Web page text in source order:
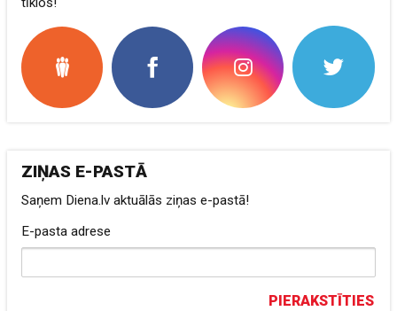
ZIŅAS E-PASTĀ
Saņem Diena.lv aktuālās ziņas e-pastā!
E-pasta adrese
PIERAKSTĪTIES